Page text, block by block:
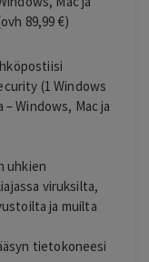
89,99 €)
(1 Windows
Windows, Mac ja
uhkien
viruksilta,
ja muilta
tietokoneesi